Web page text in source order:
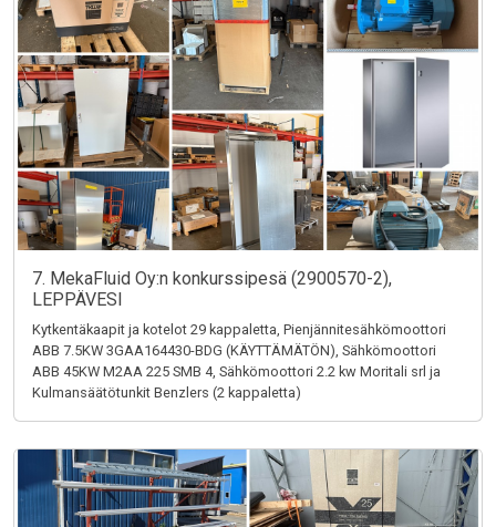
7. MekaFluid Oy:n konkurssipesä (2900570-2),
LEPPÄVESI
Kytkentäkaapit ja kotelot 29 kappaletta, Pienjännitesähkömoottori
ABB 7.5KW 3GAA164430-BDG (KÄYTTÄMÄTÖN), Sähkömoottori
ABB 45KW M2AA 225 SMB 4, Sähkömoottori 2.2 kw Moritali srl ja
Kulmansäätötunkit Benzlers (2 kappaletta)